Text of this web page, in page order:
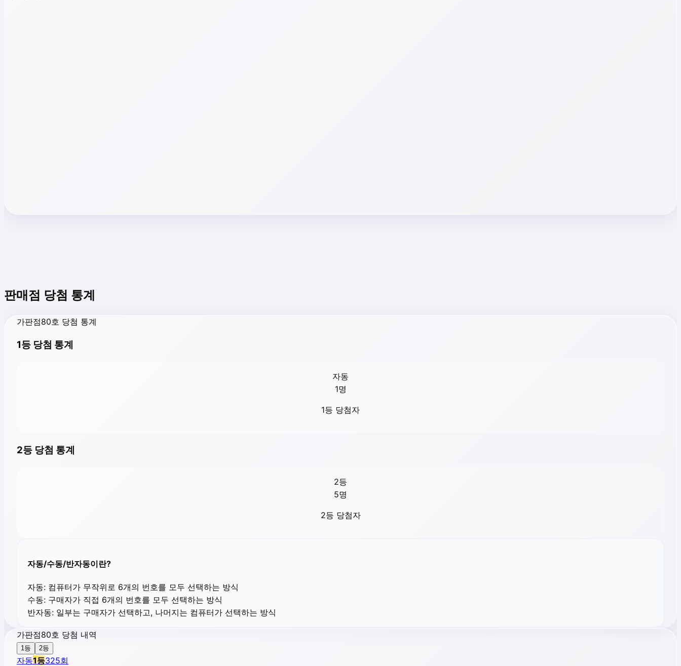
판매점 당첨 통계
가판점80호 당첨 통계
1등 당첨 통계
자동
1명
1등 당첨자
2등 당첨 통계
2등
5명
2등 당첨자
자동/수동/반자동이란?
자동: 컴퓨터가 무작위로 6개의 번호를 모두 선택하는 방식
수동: 구매자가 직접 6개의 번호를 모두 선택하는 방식
반자동: 일부는 구매자가 선택하고, 나머지는 컴퓨터가 선택하는 방식
가판점80호 당첨 내역
1등 2등
자동1등325회